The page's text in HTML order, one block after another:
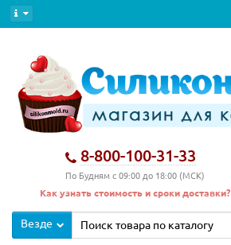
8-800-100-31-33
По Будням с 09:00 до 18:00 (МСК)
Как узнать стоимость и сроки доставки?
Везде